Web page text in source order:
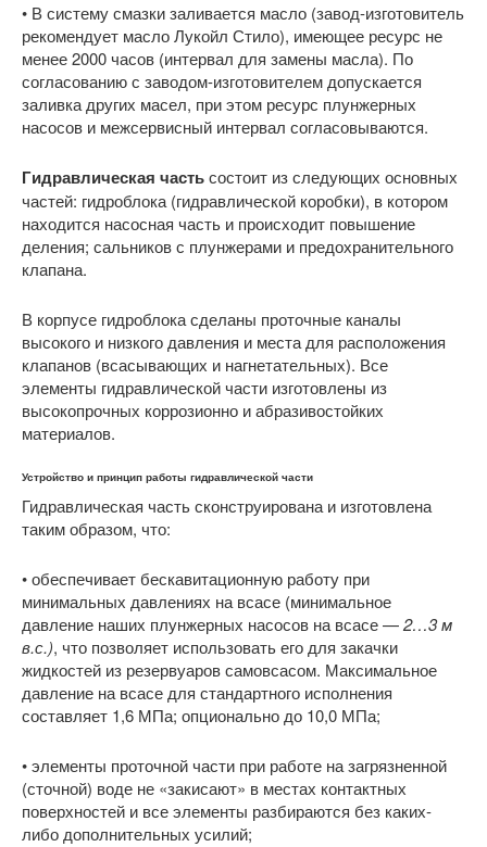
• В систему смазки заливается масло (завод-изготовитель
рекомендует масло Лукойл Стило), имеющее ресурс не
менее 2000 часов (интервал для замены масла). По
согласованию с заводом-изготовителем допускается
заливка других масел, при этом ресурс плунжерных
насосов и межсервисный интервал согласовываются.
Гидравлическая частьсостоит из следующих основных
частей: гидроблока (гидравлической коробки), в котором
находится насосная часть и происходит повышение
деления; сальников с плунжерами и предохранительного
клапана.
В корпусе гидроблока сделаны проточные каналы
высокого и низкого давления и места для расположения
клапанов (всасывающих и нагнетательных). Все
элементы гидравлической части изготовлены из
высокопрочных коррозионно и абразивостойких
материалов.
Устройство и принцип работы гидравлической части
Гидравлическая часть сконструирована и изготовлена
таким образом, что:
• обеспечивает бескавитационную работу при
минимальных давлениях на всасе (минимальное
давление наших плунжерных насосов на всасе —2…3 м
в.с.), что позволяет использовать его для закачки
жидкостей из резервуаров самовсасом. Максимальное
давление на всасе для стандартного исполнения
составляет 1,6 МПа; опционально до 10,0 МПа;
• элементы проточной части при работе на загрязненной
(сточной) воде не «закисают» в местах контактных
поверхностей и все элементы разбираются без каких-
либо дополнительных усилий;